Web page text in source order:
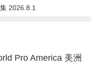
2026.8.1
Pro America 美洲